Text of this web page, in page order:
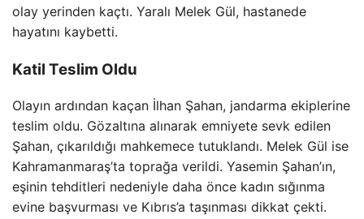
olay yerinden kaçtı. Yaralı Melek Gül, hastanede
hayatını kaybetti.
Katil Teslim Oldu
Olayın ardından kaçan İlhan Şahan, jandarma ekiplerine
teslim oldu. Gözaltına alınarak emniyete sevk edilen
Şahan, çıkarıldığı mahkemece tutuklandı. Melek Gül ise
Kahramanmaraş’ta toprağa verildi. Yasemin Şahan’ın,
eşinin tehditleri nedeniyle daha önce kadın sığınma
evine başvurması ve Kıbrıs’a taşınması dikkat çekti.